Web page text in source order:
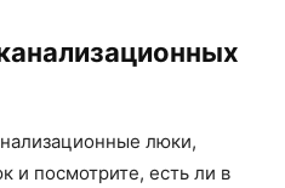
люки,
и посмотрите, есть ли в